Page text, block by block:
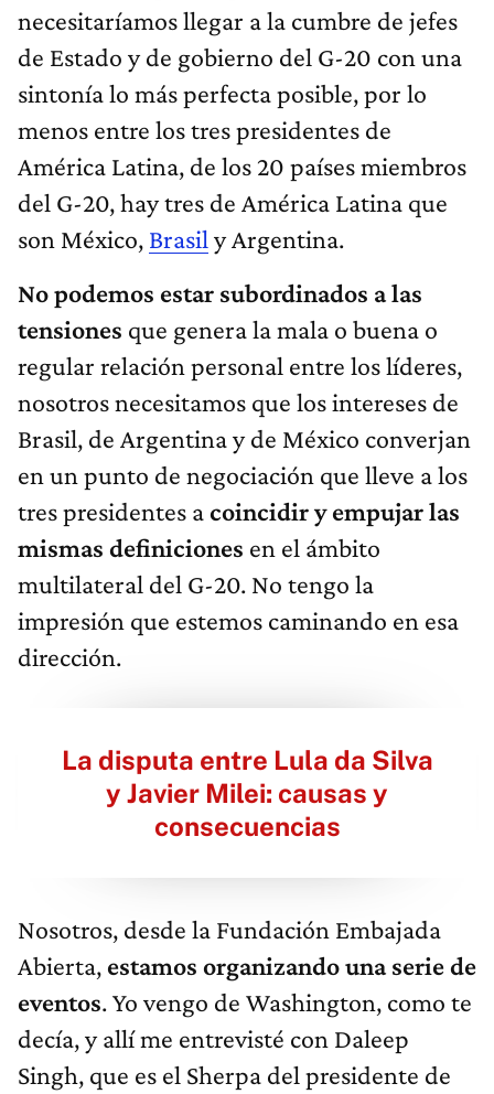
necesitaríamos llegar a la cumbre de jefes
de Estado y de gobierno del G-20 con una
sintonía lo más perfecta posible, por lo
menos entre los tres presidentes de
América Latina, de los 20 países miembros
del G-20, hay tres de América Latina que
son México, Brasil y Argentina.
No podemos estar subordinados a las
tensiones que genera la mala o buena o
regular relación personal entre los líderes,
nosotros necesitamos que los intereses de
Brasil, de Argentina y de México converjan
en un punto de negociación que lleve a los
tres presidentes acoincidir y empujar las
mismas definiciones en el ámbito
multilateral del G-20. No tengo la
impresión que estemos caminando en esa
dirección.
La disputa entre Lula da Silva
y Javier Milei: causas y
consecuencias
Nosotros, desde la Fundación Embajada
Abierta, estamos organizando una serie de
eventos. Yo vengo de Washington, como te
decía, y allí me entrevisté con Daleep
Singh, que es el Sherpa del presidente de